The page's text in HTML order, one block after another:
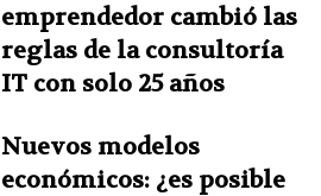
emprendedor cambió las
reglas de la consultoría
IT con solo 25 años
Nuevos modelos
económicos: ¿es posible